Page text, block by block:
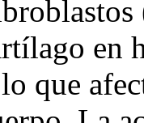
en
que